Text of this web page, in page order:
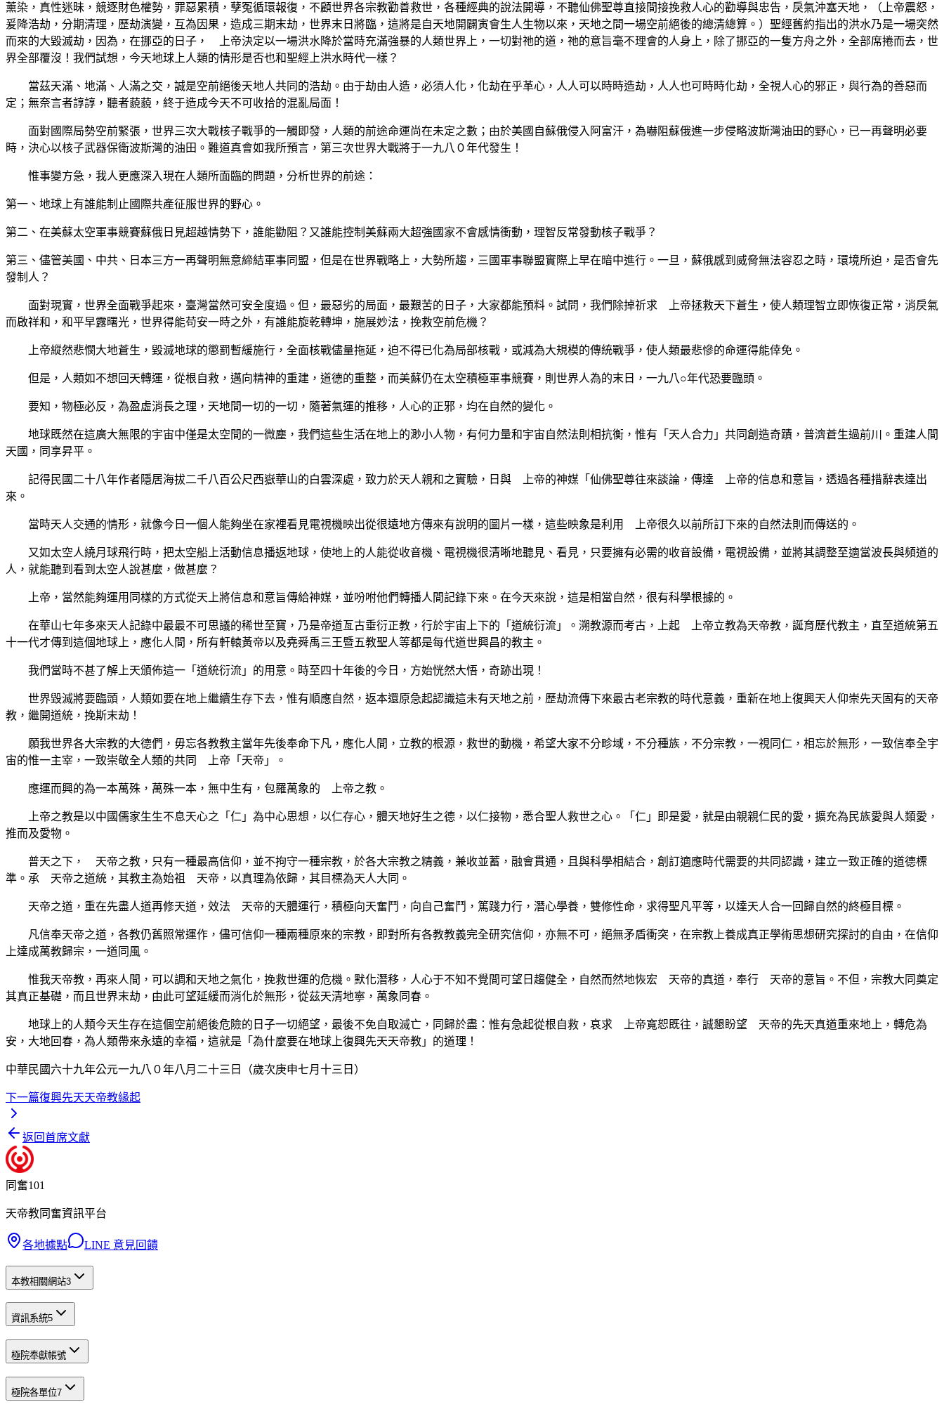
薰染，真性迷昧，競逐財色權勢，罪惡累積，孽冤循環報復，不顧世界各宗教勸善救世，各種經典的說法開導，不聽仙佛聖尊直接間接挽救人心的勸導與忠告，戾氣沖塞天地，（上帝震怒，
爰降浩劫，分期清理，歷劫演變，互為因果，造成三期末劫，世界末日將臨，這將是自天地開闢寅會生人生物以來，天地之間一場空前絕後的總清總算。）聖經舊約指出的洪水乃是一場突然
而來的大毀滅劫，因為，在挪亞的日子， 上帝決定以一場洪水降於當時充滿強暴的人類世界上，一切對祂的道，祂的意旨毫不理會的人身上，除了挪亞的一隻方舟之外，全部席捲而去，世
界全部覆沒！我們試想，今天地球上人類的情形是否也和聖經上洪水時代一樣？
當茲天滿、地滿、人滿之交，誠是空前絕後天地人共同的浩劫。由于劫由人造，必須人化，化劫在乎革心，人人可以時時造劫，人人也可時時化劫，全視人心的邪正，與行為的善惡而
定；無奈言者諄諄，聽者藐藐，終于造成今天不可收拾的混亂局面！
面對國際局勢空前緊張，世界三次大戰核子戰爭的一觸即發，人類的前途命運尚在未定之數；由於美國自蘇俄侵入阿富汗，為嚇阻蘇俄進一步侵略波斯灣油田的野心，已一再聲明必要
時，決心以核子武器保衛波斯灣的油田。難道真會如我所預言，第三次世界大戰將于一九八０年代發生！
惟事變方急，我人更應深入現在人類所面臨的問題，分析世界的前途：
第一、地球上有誰能制止國際共產征服世界的野心。
第二、在美蘇太空軍事競賽蘇俄日見超越情勢下，誰能勸阻？又誰能控制美蘇兩大超強國家不會感情衝動，理智反常發動核子戰爭？
第三、儘管美國、中共、日本三方一再聲明無意締結軍事同盟，但是在世界戰略上，大勢所趨，三國軍事聯盟實際上早在暗中進行。一旦，蘇俄感到威脅無法容忍之時，環境所迫，是否會先
發制人？
面對現實，世界全面戰爭起來，臺灣當然可安全度過。但，最惡劣的局面，最艱苦的日子，大家都能預料。試問，我們除掉祈求 上帝拯救天下蒼生，使人類理智立即恢復正常，消戾氣
而啟祥和，和平早露曙光，世界得能苟安一時之外，有誰能旋乾轉坤，施展妙法，挽救空前危機？
上帝縱然悲憫大地蒼生，毀滅地球的懲罰暫緩施行，全面核戰儘量拖延，迫不得已化為局部核戰，或減為大規模的傳統戰爭，使人類最悲慘的命運得能倖免。
但是，人類如不想回天轉運，從根自救，邁向精神的重建，道德的重整，而美蘇仍在太空積極軍事競賽，則世界人為的末日，一九八○年代恐要臨頭。
要知，物極必反，為盈虛消長之理，天地間一切的一切，隨著氣運的推移，人心的正邪，均在自然的變化。
地球既然在這廣大無限的宇宙中僅是太空間的一微塵，我們這些生活在地上的渺小人物，有何力量和宇宙自然法則相抗衡，惟有「天人合力」共同創造奇蹟，普濟蒼生過前川。重建人間
天國，同享昇平。
記得民國二十八年作者隱居海拔二千八百公尺西嶽華山的白雲深處，致力於天人親和之實驗，日與 上帝的神媒「仙佛聖尊往來談論，傳達 上帝的信息和意旨，透過各種措辭表達出
來。
當時天人交通的情形，就像今日一個人能夠坐在家裡看見電視機映出從很遠地方傳來有說明的圖片一樣，這些映象是利用 上帝很久以前所訂下來的自然法則而傳送的。
又如太空人繞月球飛行時，把太空船上活動信息播返地球，使地上的人能從收音機、電視機很清晰地聽見、看見，只要擁有必需的收音設備，電視設備，並將其調整至適當波長與頻道的
人，就能聽到看到太空人說甚麼，做甚麼？
上帝，當然能夠運用同樣的方式從天上將信息和意旨傳給神媒，並吩咐他們轉播人間記錄下來。在今天來說，這是相當自然，很有科學根據的。
在華山七年多來天人記錄中最最不可思議的稀世至寶，乃是帝道亙古垂衍正教，行於宇宙上下的「道統衍流」。溯教源而考古，上起 上帝立教為天帝教，誕育歷代教主，直至道統第五
十一代才傳到這個地球上，應化人間，所有軒轅黃帝以及堯舜禹三王暨五教聖人等都是每代道世興昌的教主。
我們當時不甚了解上天頒佈這一「道統衍流」的用意。時至四十年後的今日，方始恍然大悟，奇跡出現！
世界毀滅將要臨頭，人類如要在地上繼續生存下去，惟有順應自然，返本還原急起認識這未有天地之前，歷劫流傳下來最古老宗教的時代意義，重新在地上復興天人仰崇先天固有的天帝
教，繼開道統，挽斯末劫！
願我世界各大宗教的大德們，毋忘各教教主當年先後奉命下凡，應化人間，立教的根源，救世的動機，希望大家不分畛域，不分種族，不分宗教，一視同仁，相忘於無形，一致信奉全宇
宙的惟一主宰，一致崇敬全人類的共同 上帝「天帝」。
應運而興的為一本萬殊，萬殊一本，無中生有，包羅萬象的 上帝之教。
上帝之教是以中國儒家生生不息天心之「仁」為中心思想，以仁存心，體天地好生之德，以仁接物，悉合聖人救世之心。「仁」即是愛，就是由親親仁民的愛，擴充為民族愛與人類愛，
推而及愛物。
普天之下， 天帝之教，只有一種最高信仰，並不拘守一種宗教，於各大宗教之精義，兼收並蓄，融會貫通，且與科學相結合，創訂適應時代需要的共同認識，建立一致正確的道德標
準。承 天帝之道統，其教主為始祖 天帝，以真理為依歸，其目標為天人大同。
天帝之道，重在先盡人道再修天道，效法 天帝的天體運行，積極向天奮鬥，向自己奮鬥，篤踐力行，潛心學養，雙修性命，求得聖凡平等，以達天人合一回歸自然的終極目標。
凡信奉天帝之道，各教仍舊照常運作，儘可信仰一種兩種原來的宗教，即對所有各教教義完全研究信仰，亦無不可，絕無矛盾衝突，在宗教上養成真正學術思想研究探討的自由，在信仰
上達成萬教歸宗，一道同風。
惟我天帝教，再來人間，可以調和天地之氣化，挽救世運的危機。默化潛移，人心于不知不覺間可望日趨健全，自然而然地恢宏 天帝的真道，奉行 天帝的意旨。不但，宗教大同奠定
其真正基礎，而且世界末劫，由此可望延緩而消化於無形，從茲天清地寧，萬象同春。
地球上的人類今天生存在這個空前絕後危險的日子一切絕望，最後不免自取滅亡，同歸於盡：惟有急起從根自救，哀求 上帝寬恕既往，誠懇盼望 天帝的先天真道重來地上，轉危為
安，大地回春，為人類帶來永遠的幸福，這就是「為什麼要在地球上復興先天天帝教」的道理！
中華民國六十九年公元一九八０年八月二十三日（歲次庚申七月十三日）
下一篇復興先天天帝教緣起
返回首席文獻
同奮101
天帝教同奮資訊平台
各地據點 LINE 意見回饋
本教相關網站3
資訊系統5
極院奉獻帳號
極院各單位7